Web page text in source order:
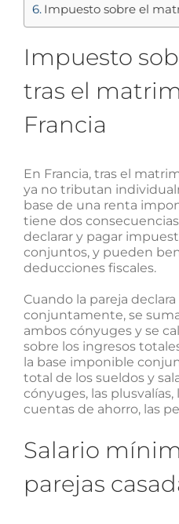
Impuesto sobre el
Impuesto
tras el
Francia
En Francia, tras el
ya no tributan
base de una renta
tiene dos
declarar y pagar
conjuntos, y pueden
deducciones fiscales.
Cuando la pareja
conjuntamente, se
ambos cónyuges y se
sobre los ingresos
la base imponible
total de los sueldos y
cónyuges, las
cuentas de ahorro, las
Salario
parejas